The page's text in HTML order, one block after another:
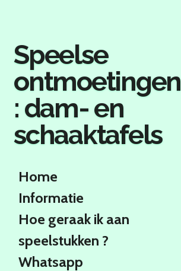
Speelse
ontmoetingen
: dam- en
schaaktafels
Home
Informatie
Hoe geraak ik aan
speelstukken ?
Whatsapp